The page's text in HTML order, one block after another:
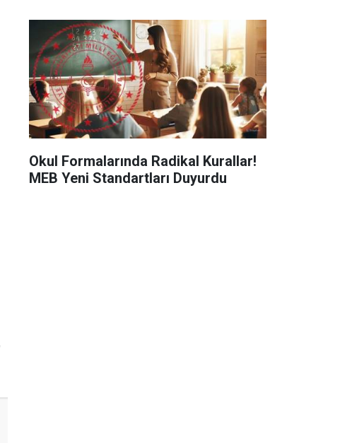
Okul Formalarında Radikal Kurallar!
MEB Yeni Standartları Duyurdu